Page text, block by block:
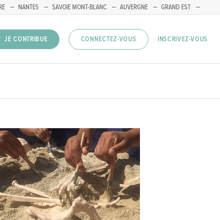
NANTES SAVOIE MONT-BLANC AUVERGNE GRAND EST
JE CONTRIBUE CONNECTEZ-VOUS INSCRIVEZ-VOUS